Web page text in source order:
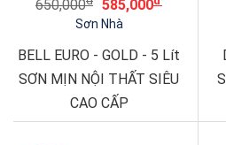
650,000 585,000
Sơn Nhà
BELL EURO - GOLD - 5 Lít
SƠN MỊN NỘI THẤT SIÊU
CAO CẤP